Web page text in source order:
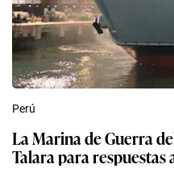
Perú
La Marina de Guerra
Talara para